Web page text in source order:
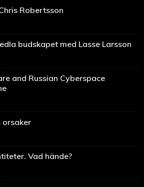
Robertsson
budskapet med Lasse Larsson
and Russian Cyberspace
orsaker
Vad hände?